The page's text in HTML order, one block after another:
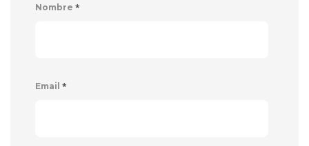
Nombre *
Email *